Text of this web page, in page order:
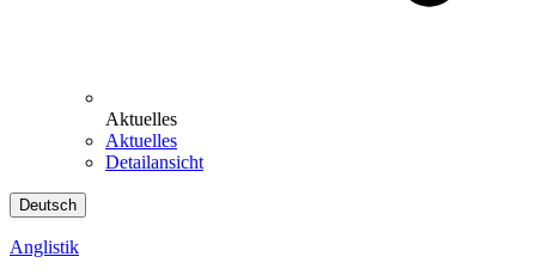
Aktuelles
Aktuelles
Detailansicht
Deutsch
Anglistik